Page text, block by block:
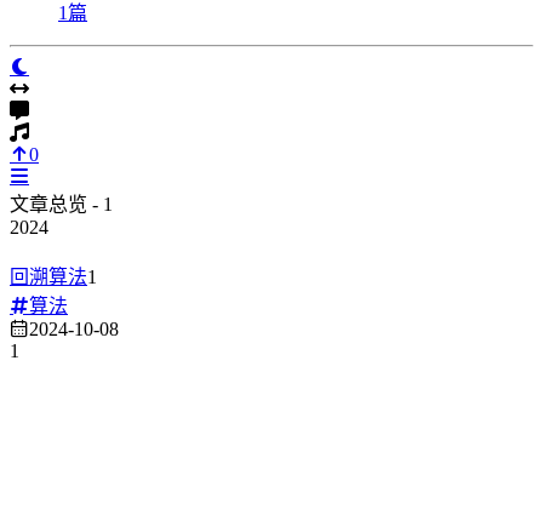
1篇
0
文章总览 - 1
2024
回溯算法1
算法
2024-10-08
1